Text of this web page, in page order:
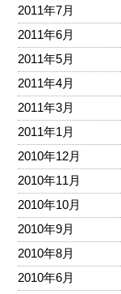
2011年7月
2011年6月
2011年5月
2011年4月
2011年3月
2011年1月
2010年12月
2010年11月
2010年10月
2010年9月
2010年8月
2010年6月